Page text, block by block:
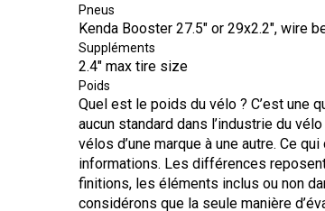
Pneus
Kenda Booster 27.5" or 29x2.2", wire
Suppléments
2.4" max tire size
Poids
Quel est le poids du vélo ? C’est une
aucun standard dans l’industrie du
vélos d’une marque à une autre. Ce
informations. Les différences
finitions, les éléments inclus ou non
considérons que la seule manière